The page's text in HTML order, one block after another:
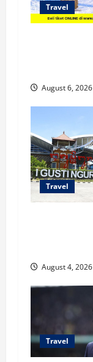
Travel
August 6, 2026
Travel
August 4, 2026
Travel